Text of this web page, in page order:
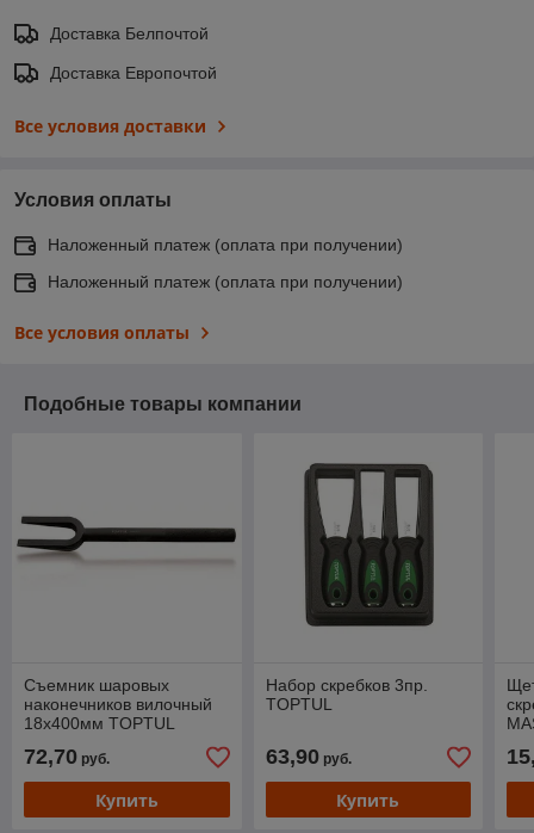
Доставка Белпочтой
Доставка Европочтой
Все условия доставки
Условия оплаты
Наложенный платеж (оплата при получении)
Наложенный платеж (оплата при получении)
Все условия оплаты
Подобные товары компании
Съемник шаровых
наконечников вилочный
18х400мм TOPTUL
72,70 руб.
Купить
Набор скребков 3пр.
TOPTUL
63,90руб.
Купить